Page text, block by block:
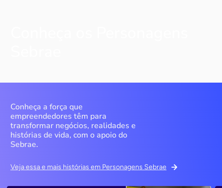
Conheça a força que
empreendedores têm para
transformar negócios, realidades e
histórias de vida, com o apoio do
Sebrae.
Veja essa e mais histórias em Personagens Sebrae